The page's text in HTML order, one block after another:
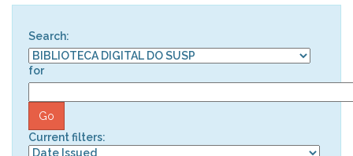
Search:
for
Current filters: